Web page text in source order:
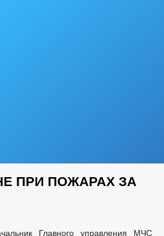
ПРИ ПОЖАРАХ ЗА
Главного управления МЧС